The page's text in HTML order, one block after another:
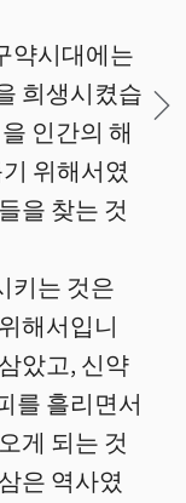
약시대에는
희생시켰습
인간의 해
위해서였
을 찾는 것
키는 것은
해서입니
았고, 신약
를 흘리면서
게 되는 것
은 역사였